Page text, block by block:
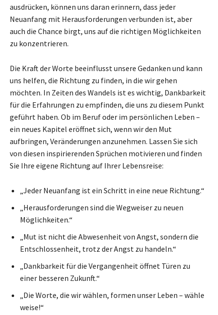
ausdrücken, können uns daran erinnern, dass jeder
Neuanfang mit Herausforderungen verbunden ist, aber
auch die Chance birgt, uns auf die richtigen Möglichkeiten
zu konzentrieren.
Die Kraft der Worte beeinflusst unsere Gedanken und kann
uns helfen, die Richtung zu finden, in die wir gehen
möchten. In Zeiten des Wandels ist es wichtig, Dankbarkeit
für die Erfahrungen zu empfinden, die uns zu diesem Punkt
geführt haben. Ob im Beruf oder im persönlichen Leben –
ein neues Kapitel eröffnet sich, wenn wir den Mut
aufbringen, Veränderungen anzunehmen. Lassen Sie sich
von diesen inspirierenden Sprüchen motivieren und finden
Sie Ihre eigene Richtung auf Ihrer Lebensreise:
„Jeder Neuanfang ist ein Schritt in eine neue Richtung.“
„Herausforderungen sind die Wegweiser zu neuen
Möglichkeiten.“
„Mut ist nicht die Abwesenheit von Angst, sondern die
Entschlossenheit, trotz der Angst zu handeln.“
„Dankbarkeit für die Vergangenheit öffnet Türen zu
einer besseren Zukunft.“
„Die Worte, die wir wählen, formen unser Leben – wähle
weise!“